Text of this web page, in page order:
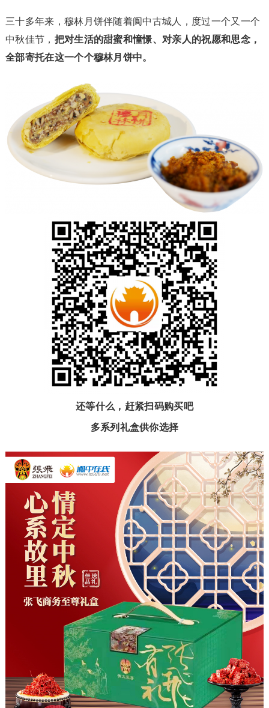
三十多年来，穆林月饼伴随着阆中古城人，度过一个又一个
中秋佳节， 把对生活的甜蜜和憧憬、对亲人的祝愿和思念，
全部寄托在这一个个穆林月饼中。
还等什么，赶紧扫码购买吧
多系列礼盒供你选择